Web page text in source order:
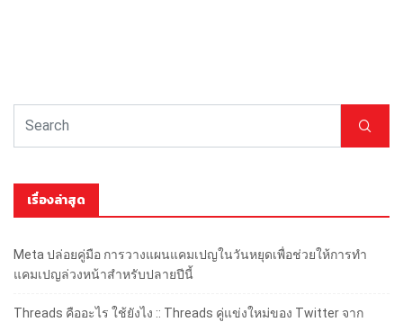
เรื่องล่าสุด
Meta ปล่อยคู่มือ การวางแผนแคมเปญในวันหยุดเพื่อช่วยให้การทำ
แคมเปญล่วงหน้าสำหรับปลายปีนี้
Threads คืออะไร ใช้ยังไง :: Threads คู่แข่งใหม่ของ Twitter จาก